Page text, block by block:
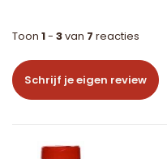
Toon 1- 3van 7 reacties
Schrijf je eigen review